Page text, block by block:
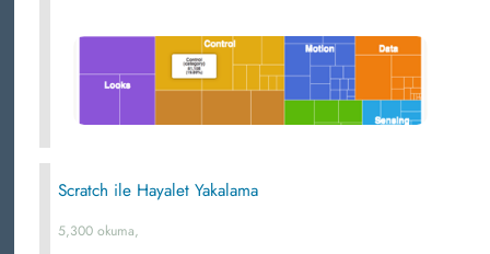
Scratch ile Hayalet Yakalama
5,300 okuma,